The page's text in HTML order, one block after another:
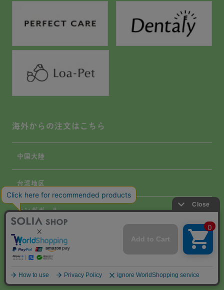
海外からの注文はこちら
中国大陸
台湾地区
シンガポール
その他
会社概要